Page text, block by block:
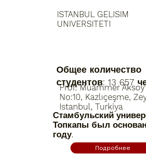
Prof. Muammer Aksoy
No:10, Kazlıçeşme,
Istanbul, Turkiya
Общее количество
студентов: 13 657
Стамбульский
Топкапы был
году.
Подробнее
ISTANBUL GELISIM
UNIVERSITETI